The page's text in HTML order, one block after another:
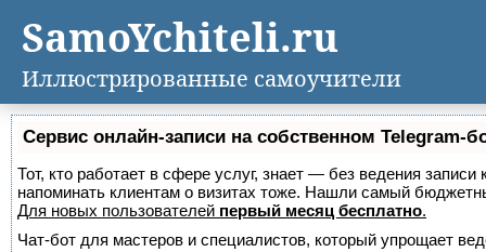
Сервис онлайн-записи на собственном Telegram-
Тот, кто работает в сфере услуг, знает — без ведения
напоминать клиентам о визитах тоже. Нашли самый
Для новых пользователей первый месяц бесплатно.
Чат-бот для мастеров и специалистов, который упрощает
SamoYchiteli.ru
Иллюстрированные самоучители